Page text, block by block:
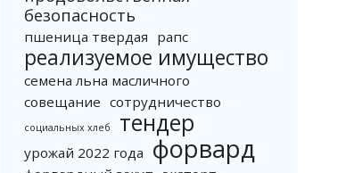
безопасность
пшеница твердая рапс
реализуемое имущество
семена льна масличного
совещание сотрудничество
социальных хлеб тендер
урожай 2022 года форвард